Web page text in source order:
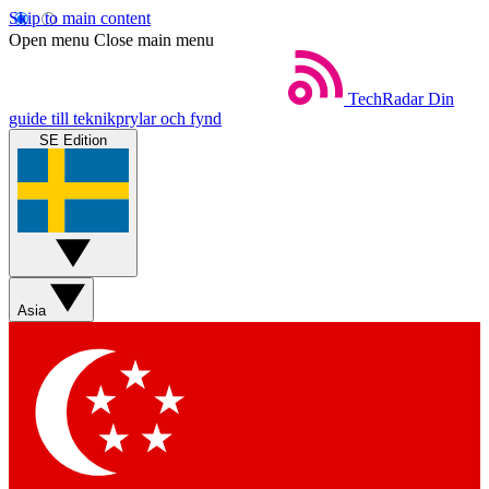
Skip to main content
Open menu Close main menu
TechRadar Din
guide till teknikprylar och fynd
SE Edition
Asia